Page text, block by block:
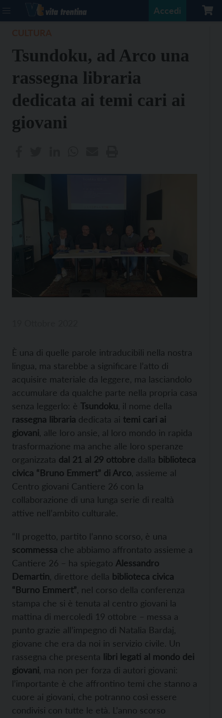
Accedi
Tsundoku, ad Arco una
rassegna libraria
dedicata ai temi cari ai
giovani
È una di quelle parole intraducibili nella nostra
lingua, ma starebbe a significare l’atto di
acquisire materiale da leggere, ma lasciandolo
accumulare da qualche parte nella propria casa
senza leggerlo: è Tsundoku , il nome della
rassegna libraria dedicata ai temi cari ai
giovani , alle loro ansie, al loro mondo in rapida
trasformazione ma anche alle loro speranze
organizzata dal 21 al 29 ottobre dalla biblioteca
civica “Bruno Emmert” di Arco , assieme al
Centro giovani Cantiere 26 con la
collaborazione di una lunga serie di realtà
attive nell’ambito culturale.
“Il progetto, partito l’anno scorso, è una
scommessa che abbiamo affrontato assieme a
Cantiere 26 – ha spiegato Alessandro
Demartin , direttore della biblioteca civica
“Burno Emmert” , nel corso della conferenza
stampa che si è tenuta al centro giovani la
mattina di mercoledì 19 ottobre – messa a
punto grazie all’impegno di Natalia Bardaj,
giovane che era da noi in servizio civile. Un
rassegna che presenta libri legati al mondo dei
giovani , ma non per forza di autori giovani:
l’importante è che affrontino temi che stanno a
cuore ai giovani, che potranno così essere
condivisi con tutte le età. L’anno scorso